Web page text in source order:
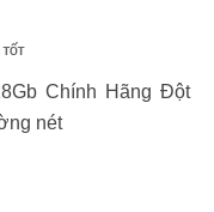
Chính Hãng Đột
nét